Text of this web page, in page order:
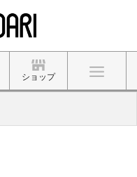
ショップ